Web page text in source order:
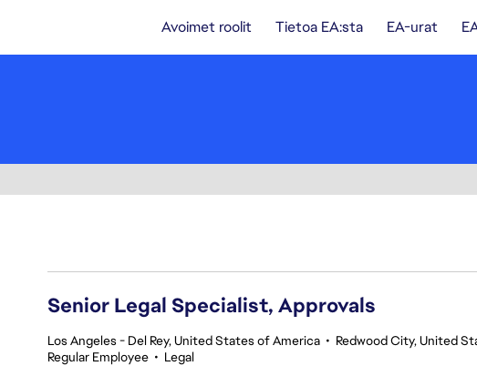
Avoimet roolit Tietoa EA:sta EA-urat
Senior Legal Specialist, Approvals
Los Angeles - Del Rey, United States of America • Redwood City, United
Regular Employee • Legal